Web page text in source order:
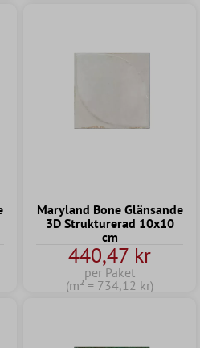
Maryland Bone Glänsande
3D Strukturerad 10x10
cm
440,47 kr
per Paket
(m² = 734,12 kr)